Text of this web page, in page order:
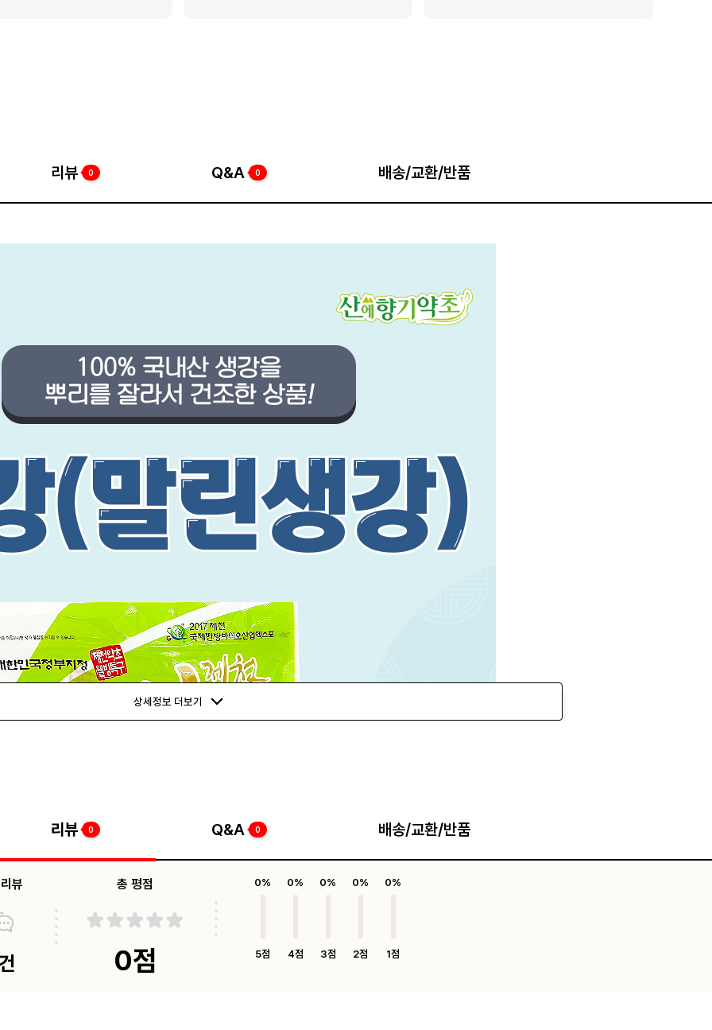
리뷰 0 Q&A 0 배송/교환/반품
상세정보 더보기
리뷰 0 Q&A 0 배송/교환/반품
뷰 총 평점
0점
0%
5점
0%
4점
0%
3점
0%
2점
0%
1점